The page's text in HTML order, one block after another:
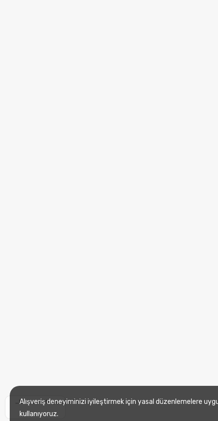
_lang_whatsapp_footer
Alışveriş deneyiminizi iyileştirmek için yasal düzenlemelere
kullanıyoruz.